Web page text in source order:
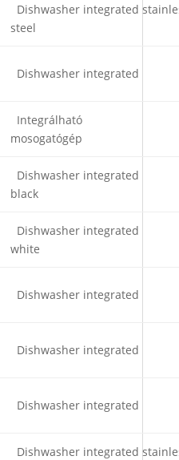
Dishwasher integrated
steel
Dishwasher integrated
Integrálható
mosogatógép
Dishwasher integrated
black
Dishwasher integrated
white
Dishwasher integrated
Dishwasher integrated
Dishwasher integrated
Dishwasher integrated